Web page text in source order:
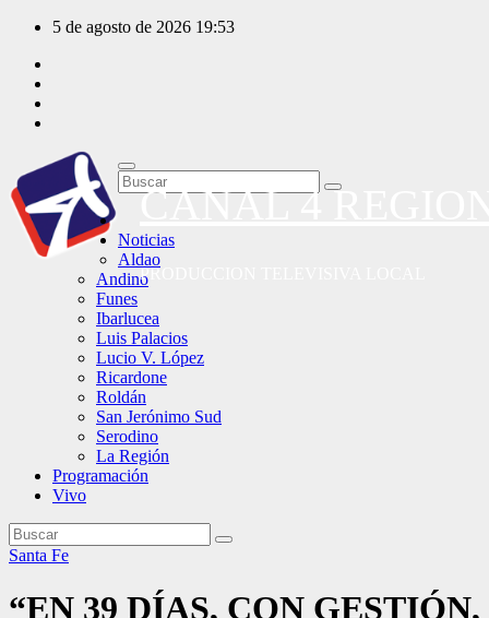
Saltar
contenido
5 de agosto de 2026 19:53
CANAL 4
PRODUCCION TELEVISIVA LOCAL
Noticias
Aldao
Andino
Funes
Ibarlucea
Luis Palacios
Lucio V. López
Ricardone
Roldán
San Jerónimo Sud
Serodino
La Región
Programación
Vivo
Santa Fe
“EN 39 DÍAS, CON GESTIÓN,